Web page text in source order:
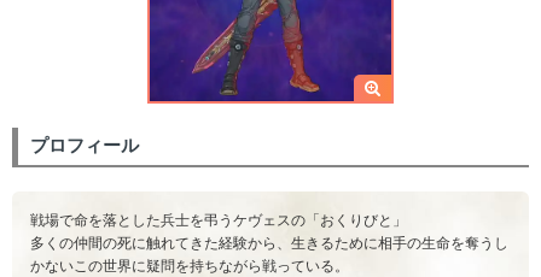
プロフィール
戦場で命を落とした兵士を弔うケヴェスの「おくりびと」
多くの仲間の死に触れてきた経験から、生きるために相手の生命を奪うし
かないこの世界に疑問を持ちながら戦っている。